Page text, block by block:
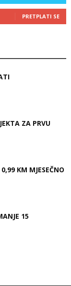
PRETPLATI SE
ZA PRVU
KM MJESEČNO
15